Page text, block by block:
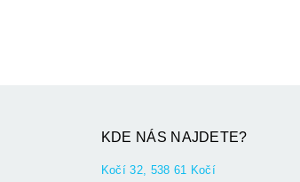
KDE NÁS NAJDETE?
Kočí 32, 538 61 Kočí